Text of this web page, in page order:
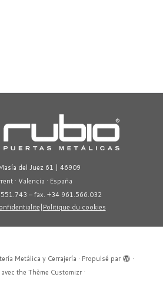
del Juez 61 | 46909
· Valencia · España
– fax. +34 961.566.032
|Politique du cookies
Metálica y Cerrajería · Propulsé par
·
the Thème Customizr·